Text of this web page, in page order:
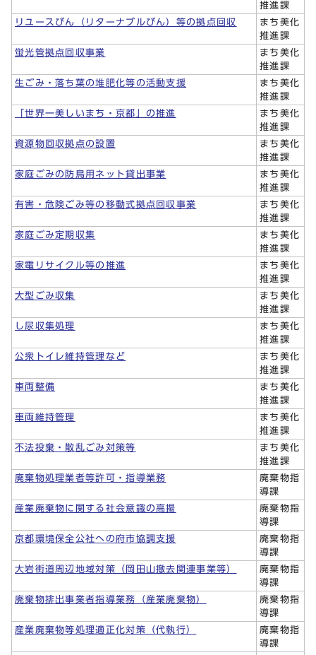
推進課
リユースびん（リターナブルびん）等の拠点回収
まち美化
推進課
蛍光管拠点回収事業
まち美化
推進課
生ごみ・落ち葉の堆肥化等の活動支援
まち美化
推進課
「世界一美しいまち・京都」の推進
まち美化
推進課
資源物回収拠点の設置
まち美化
推進課
家庭ごみの防鳥用ネット貸出事業
まち美化
推進課
有害・危険ごみ等の移動式拠点回収事業
まち美化
推進課
家庭ごみ定期収集
まち美化
推進課
家電リサイクル等の推進
まち美化
推進課
大型ごみ収集
まち美化
推進課
し尿収集処理
まち美化
推進課
公衆トイレ維持管理など
まち美化
推進課
車両整備
まち美化
推進課
車両維持管理
まち美化
推進課
不法投棄・散乱ごみ対策等
まち美化
推進課
廃棄物処理業者等許可・指導業務
廃棄物指
導課
産業廃棄物に関する社会意識の高揚
廃棄物指
導課
京都環境保全公社への府市協調支援
廃棄物指
導課
大岩街道周辺地域対策（岡田山撤去関連事業等）
廃棄物指
導課
廃棄物排出事業者指導業務（産業廃棄物）
廃棄物指
導課
産業廃棄物等処理適正化対策（代執行）
廃棄物指
導課